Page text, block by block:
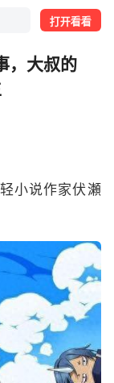
打开看看
，大叔的
小说作家伏瀬